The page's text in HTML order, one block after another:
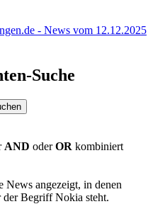
- News vom 12.12.2025
Suche
AND oderOR kombiniert
News angezeigt, in denen
Begriff Nokia steht.